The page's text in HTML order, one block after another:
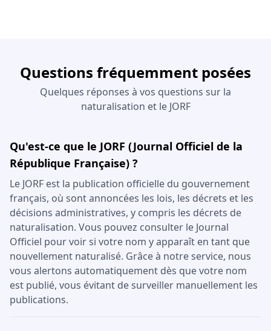
Questions fréquemment posées
Quelques réponses à vos questions sur la
naturalisation et le JORF
Qu'est-ce que le JORF (Journal Officiel de la
République Française) ?
Le JORF est la publication officielle du gouvernement
français, où sont annoncées les lois, les décrets et les
décisions administratives, y compris les décrets de
naturalisation. Vous pouvez consulter le Journal
Officiel pour voir si votre nom y apparaît en tant que
nouvellement naturalisé. Grâce à notre service, nous
vous alertons automatiquement dès que votre nom
est publié, vous évitant de surveiller manuellement les
publications.